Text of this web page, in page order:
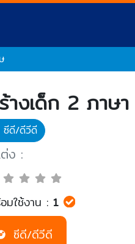
างเด็ก 2 ภาษ
ซีดี/ดีวีดี
ง :
มใช้งาน : 1
ซีดี/ดีวีดี